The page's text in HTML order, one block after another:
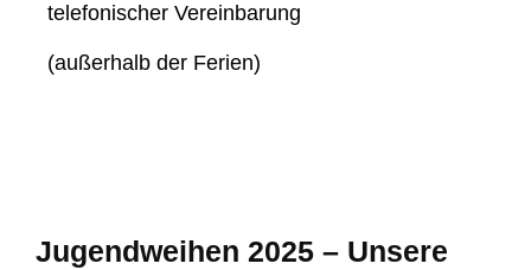
telefonischer Vereinbarung
(außerhalb der Ferien)
Jugendweihen 2025 – Unsere